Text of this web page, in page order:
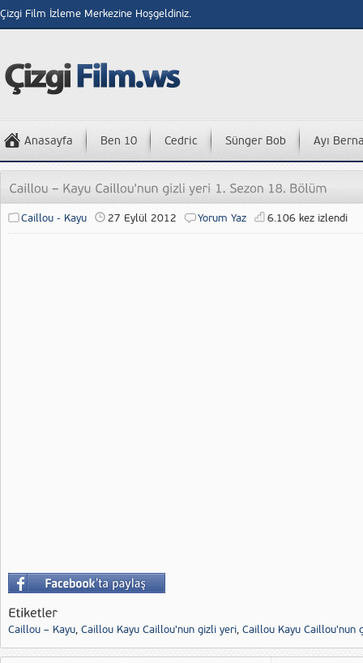
Çizgi Film İzleme Merkezine Hoşgeldiniz.
Anasayfa Ben 10 Cedric Sünger Bob Ayı
Caillou - Kayu 27 Eylül 2012 Yorum Yaz 6.106 kez izlendi
Caillou – Kayu, Caillou Kayu Caillou'nun gizli yeri, Caillou Kayu Caillou'nun